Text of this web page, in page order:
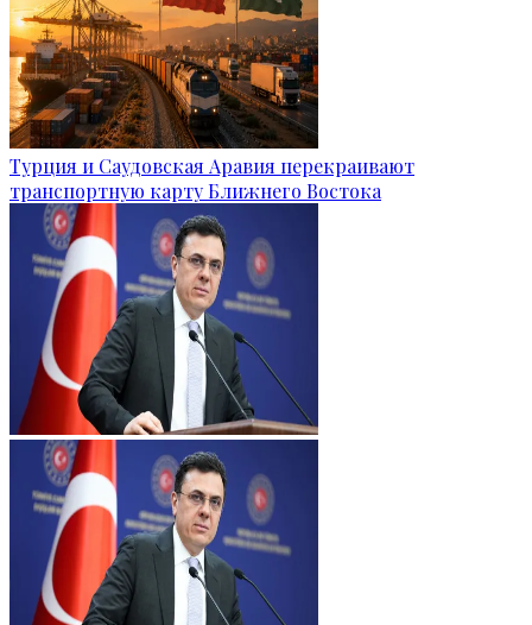
Турция и Саудовская Аравия перекраивают
транспортную карту Ближнего Востока